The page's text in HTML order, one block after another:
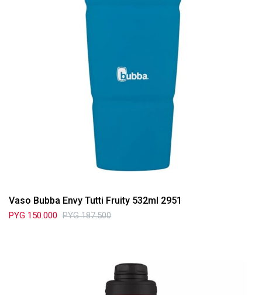
Vaso Bubba Envy Tutti Fruity 532ml 2951
PYG 150.000 PYG 187.500